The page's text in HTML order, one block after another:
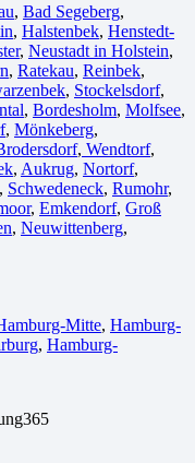
, Bad Segeberg,
, Halstenbek, Henstedt-
, Neustadt in Holstein,
, Ratekau, Reinbek,
, Stockelsdorf,
, Bordesholm, Molfsee,
, Mönkeberg,
, Wendtorf,
, Aukrug, Nortorf,
, Schwedeneck, Rumohr,
, Emkendorf, Groß
, Neuwittenberg,
Mitte, Hamburg-
, Hamburg-